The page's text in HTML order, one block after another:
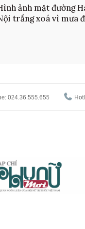
ảnh mặt đường
trắng xoá vì mưa
024.36.555.655